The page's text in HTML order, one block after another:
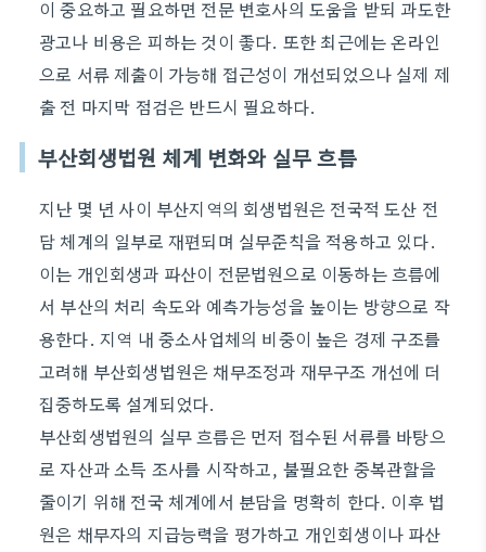
이 중요하고 필요하면 전문 변호사의 도움을 받되 과도한
광고나 비용은 피하는 것이 좋다. 또한 최근에는 온라인
으로 서류 제출이 가능해 접근성이 개선되었으나 실제 제
출 전 마지막 점검은 반드시 필요하다.
부산회생법원 체계 변화와 실무 흐름
지난 몇 년 사이 부산지역의 회생법원은 전국적 도산 전
담 체계의 일부로 재편되며 실무준칙을 적용하고 있다.
이는 개인회생과 파산이 전문법원으로 이동하는 흐름에
서 부산의 처리 속도와 예측가능성을 높이는 방향으로 작
용한다. 지역 내 중소사업체의 비중이 높은 경제 구조를
고려해 부산회생법원은 채무조정과 재무구조 개선에 더
집중하도록 설계되었다.
부산회생법원의 실무 흐름은 먼저 접수된 서류를 바탕으
로 자산과 소득 조사를 시작하고, 불필요한 중복관할을
줄이기 위해 전국 체계에서 분담을 명확히 한다. 이후 법
원은 채무자의 지급능력을 평가하고 개인회생이나 파산